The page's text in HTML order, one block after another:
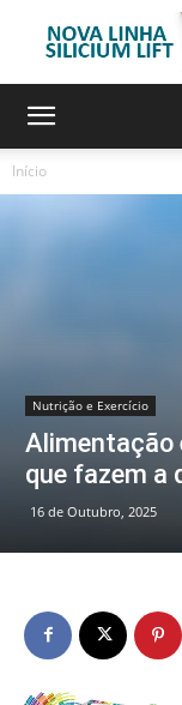
Início
Nutrição e Exercício
Alimentação
que fazem a
16 de Outubro, 2025